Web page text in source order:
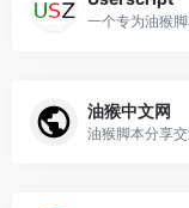
一个专为油猴
油猴中文网
油猴脚本分享